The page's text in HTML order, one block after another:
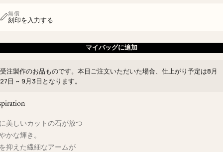
無償
刻印を入力する
マイバッグに追加
受注製作のお品ものです。本日ご注文いただいた場合、仕上がり予定は8月
27日 ~ 9月3日 となります。
美しいカットの石が放つ
かな輝き。
抑えた繊細なアームが